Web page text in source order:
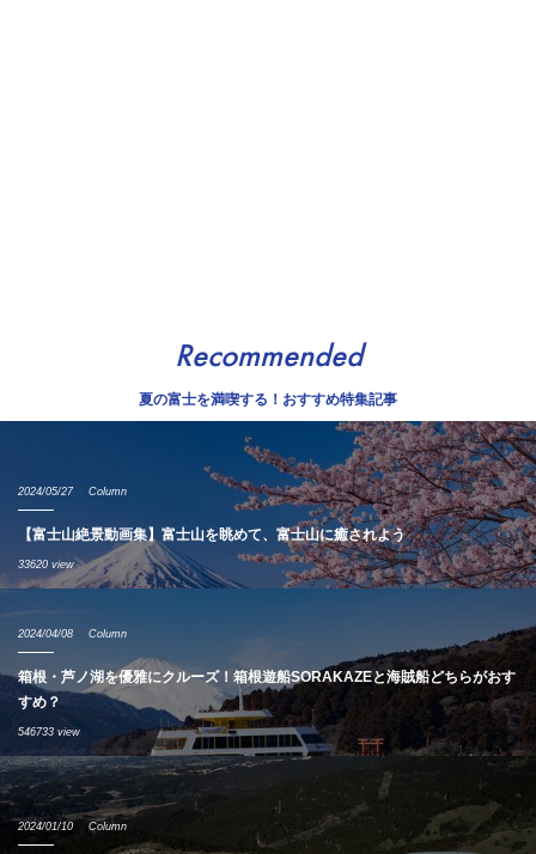
Recommended
夏の富士を満喫する！おすすめ特集記事
2024/05/27 Column
【富士山絶景動画集】富士山を眺めて、富士山に癒されよう
33620 view
2024/04/08 Column
箱根・芦ノ湖を優雅にクルーズ！箱根遊船SORAKAZEと海賊船どちらがおす
すめ？
546733 view
2024/01/10 Column